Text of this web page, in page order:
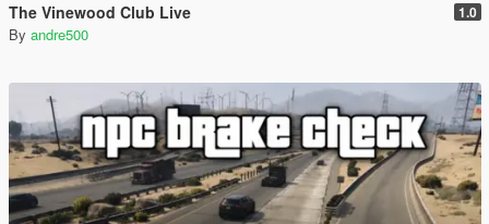
The Vinewood Club Live 1.0
By andre500